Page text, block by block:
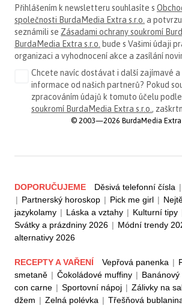
Přihlášením k newsletteru souhlasíte s
společnosti BurdaMedia Extra s.r.o. a
seznámili se Zásadami ochrany soukromí
BurdaMedia Extra s.r.o. bude s Vašimi údaji
organizaci a vyhodnocení akce a zasílání
Chcete navíc dostávat i další zajímavé a
informace od našich partnerů? Pokud
zpracováním údajů k tomuto účelu podle
soukromí BurdaMedia Extra s.r.o.,
© 2003—2026 BurdaMedia Extra
DOPORUČUJEME Děsivá telefonní čísla |
| Partnerský horoskop | Pick me girl |
jazykolamy | Láska a vztahy | Kulturní tipy
Svátky a prázdniny 2026 | Módní trendy
alternativy 2026
RECEPTY A VAŘENÍ Vepřová panenka |
smetaně | Čokoládové muffiny |
con carne | Sportovní nápoj | Zálivky na
džem | Zelná polévka | Třešňová